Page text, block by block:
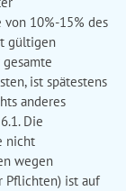
10%-15% des
gültigen
ist spätestens
anderes
Die
nicht
wegen
Pflichten) ist auf